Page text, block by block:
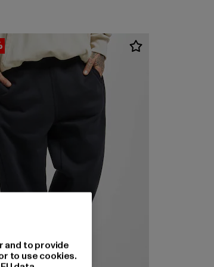
and to provide
to use cookies.